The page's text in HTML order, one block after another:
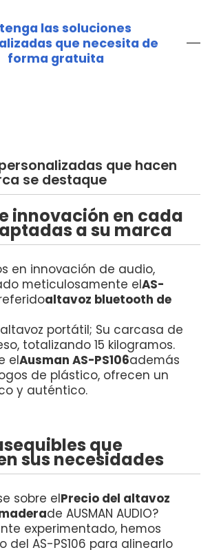
las soluciones
que necesita de
forma gratuita
que hacen
se destaque
innovación en cada
a su marca
en innovación de audio,
meticulosamente elAS-
altavoz bluetooth de
portátil; Su carcasa de
totalizando 15 kilogramos.
elAusman AS-PS106además
de plástico, ofrecen un
y auténtico.
que
sus necesidades
sobre elPrecio del altavoz
de AUSMAN AUDIO?
experimentado, hemos
del AS-PS106 para alinearlo